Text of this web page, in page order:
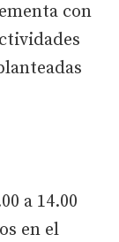
con
a 14.00
en el